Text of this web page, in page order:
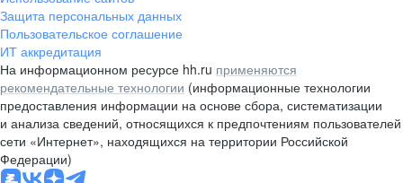
Защита персональных данных
Пользовательское соглашение
ИТ аккредитация
На информационном ресурсе hh.ru применяются
рекомендательные технологии (информационные технологии
предоставления информации на основе сбора, систематизации
и анализа сведений, относящихся к предпочтениям пользователей
сети «Интернет», находящихся на территории Российской
Федерации)